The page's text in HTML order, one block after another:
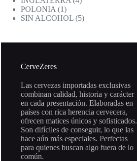
POLONIA 11
producto
SIN ALCOHOL 55
CerveZeres
Las cervezas importadas exclusivas
combinan calidad, historia y carácter
en cada presentación. Elaboradas en
países con rica herencia cervecera,
ofrecen matices únicos y sofisticados.
Son difíciles de conseguir, lo que las
hace aún más especiales. Perfectas
para quienes buscan algo fuera de lo
común.